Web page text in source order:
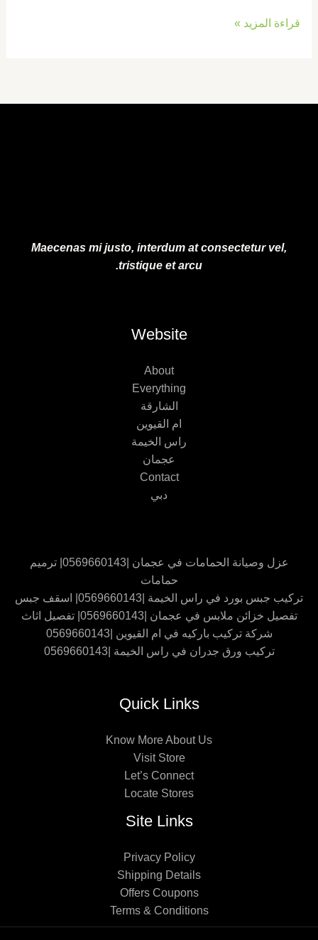
قراءة المزيد »
Maecenas mi justo, interdum at consectetur vel,
tristique et arcu.
Website
About
Everything
الشارقة
ام القيوين
راس الخيمة
عجمان
Contact
دبي
عزل وصيانة الحمامات في عجمان |0569660143| ترميم
حمامات
تركيب جبس بورد في راس الخيمة |0569660143| اسقف جبس
تفصيل خزائن ملابس في عجمان |0569660143| تفصيل اثاث
شركة تركيب باركيه في ام القيوين |0569660143
تركيب ورق جدران في راس الخيمة |0569660143
Quick Links
Know More About Us
Visit Store
Let’s Connect
Locate Stores
Site Links
Privacy Policy
Shipping Details
Offers Coupons
Terms & Conditions